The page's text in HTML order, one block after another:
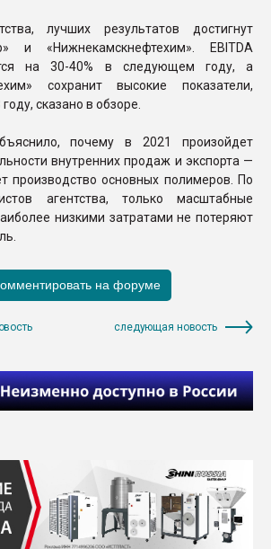
лучших результатов достигнут
и «Нижнекамскнефтехим». EBITDA
на 30-40% в следующем году, а
сохранит высокие показатели,
сказано в обзоре.
почему в 2021 произойдет
внутренних продаж и экспорта —
производство основных полимеров. По
агентства, только масштабные
низкими затратами не потеряют
следующая новость